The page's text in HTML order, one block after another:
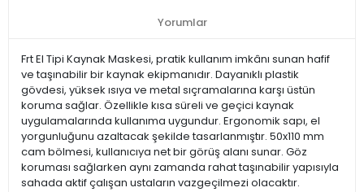
Yorumlar
Frt El Tipi Kaynak Maskesi, pratik kullanım imkânı sunan hafif
ve taşınabilir bir kaynak ekipmanıdır. Dayanıklı plastik
gövdesi, yüksek ısıya ve metal sıçramalarına karşı üstün
koruma sağlar. Özellikle kısa süreli ve geçici kaynak
uygulamalarında kullanıma uygundur. Ergonomik sapı, el
yorgunluğunu azaltacak şekilde tasarlanmıştır. 50x110 mm
cam bölmesi, kullanıcıya net bir görüş alanı sunar. Göz
koruması sağlarken aynı zamanda rahat taşınabilir yapısıyla
sahada aktif çalışan ustaların vazgeçilmezi olacaktır.